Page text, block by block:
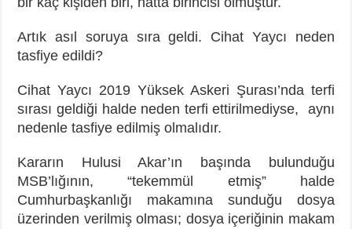
Artık asıl soruya sıra geldi. Cihat Yaycı neden
tasfiye edildi?
Cihat Yaycı 2019 Yüksek Askeri Şurası’nda terfi
sırası geldiği halde neden terfi ettirilmediyse, aynı
nedenle tasfiye edilmiş olmalıdır.
Kararın Hulusi Akar’ın başında bulunduğu
MSB’lığının, “tekemmül etmiş” halde
Cumhurbaşkanlığı makamına sunduğu dosya
üzerinden verilmiş olması; dosya içeriğinin makam